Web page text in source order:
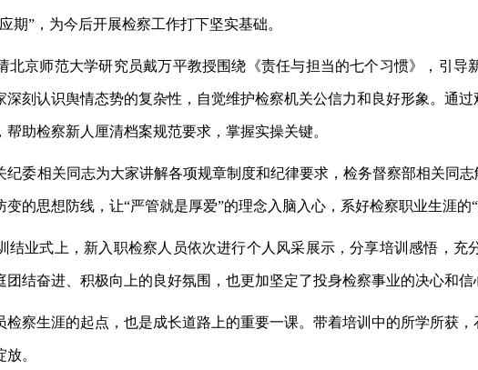
期”，为今后开展检察工作打下坚实基础。
北京师范大学研究员戴万平教授围绕《责任与担当的七个习惯》，引
刻认识舆情态势的复杂性，自觉维护检察机关公信力和良好形象。通
助检察新人厘清档案规范要求，掌握实操关键。
纪委相关同志为大家讲解各项规章制度和纪律要求，检务督察部相关同志
的思想防线，让“严管就是厚爱”的理念入脑入心，系好检察职业生涯的“
结业式上，新入职检察人员依次进行个人风采展示，分享培训感悟，
结奋进、积极向上的良好氛围，也更加坚定了投身检察事业的决心和信
检察生涯的起点，也是成长道路上的重要一课。带着培训中的所学所获
。